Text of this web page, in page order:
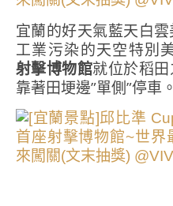
宜蘭的好天氣藍天白
工業污染的天空特別
射擊博物館就位於稻
靠著田埂邊”單側”停車。